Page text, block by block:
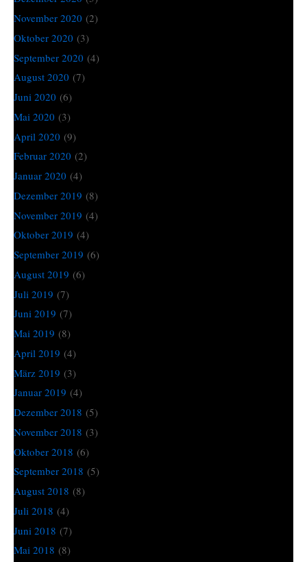
November 2020 (2)
Oktober 2020 (3)
September 2020 (4)
August 2020 (7)
Juni 2020 (6)
Mai 2020 (3)
April 2020 (9)
Februar 2020 (2)
Januar 2020 (4)
Dezember 2019 (8)
November 2019 (4)
Oktober 2019 (4)
September 2019 (6)
August 2019 (6)
Juli 2019 (7)
Juni 2019 (7)
Mai 2019 (8)
April 2019 (4)
März 2019 (3)
Januar 2019 (4)
Dezember 2018 (5)
November 2018 (3)
Oktober 2018 (6)
September 2018 (5)
August 2018 (8)
Juli 2018 (4)
Juni 2018 (7)
Mai 2018 (8)